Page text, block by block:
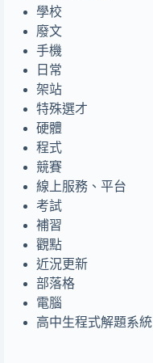
學校
廢文
手機
日常
架站
特殊選才
硬體
程式
競賽
線上服務、平台
考試
補習
觀點
近況更新
部落格
電腦
高中生程式解題系統